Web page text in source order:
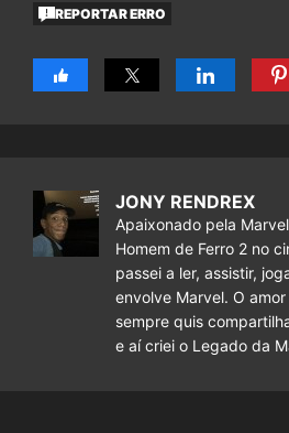
REPORTAR ERRO
JONY RENDREX
Apaixonado pela
Homem de Ferro 2 no
passei a ler, assistir,
envolve Marvel. O
sempre quis
e aí criei o Legado da